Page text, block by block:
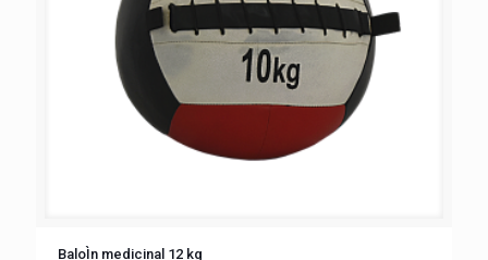
BaloÌn medicinal 12 kg